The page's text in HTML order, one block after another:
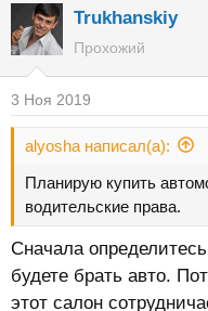
Trukhanskiy
Прохожий
3 Ноя 2019
alyosha написал(а):
Планирую купить
водительские права.
Сначала
будете брать авто.
этот салон